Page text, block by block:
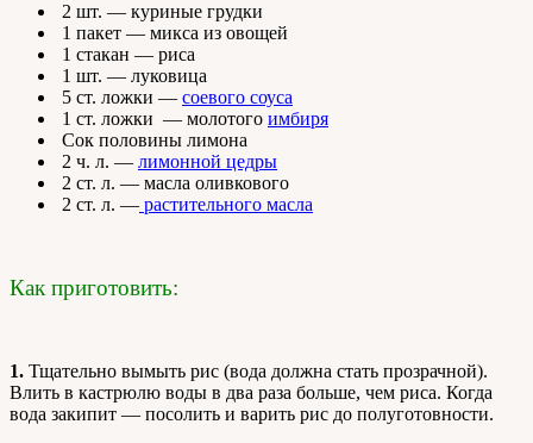
2 шт. — куриные грудки
1 пакет — микса из овощей
1 стакан — риса
1 шт. — луковица
5 ст. ложки — соевого соуса
1 ст. ложки — молотого имбиря
Сок половины лимона
2 ч. л. — лимонной цедры
2 ст. л. — масла оливкового
2 ст. л. — растительного масла
Как приготовить:
1. Тщательно вымыть рис (вода должна стать прозрачной).
Влить в кастрюлю воды в два раза больше, чем риса. Когда
вода закипит — посолить и варить рис до полуготовности.